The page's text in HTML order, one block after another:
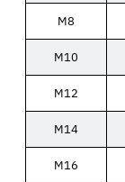
M8
M10
M12
M14
M16